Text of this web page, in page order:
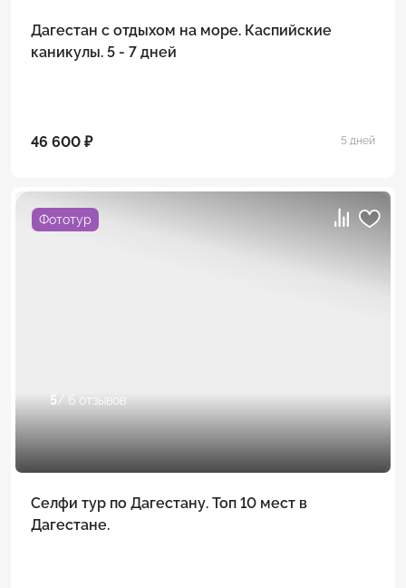
Дагестан с отдыхом на море. Каспийские
каникулы. 5 - 7 дней
46 600 ₽ 5 дней
Фототур
5/ 6 отзывов
Селфи тур по Дагестану. Топ 10 мест в
Дагестане.